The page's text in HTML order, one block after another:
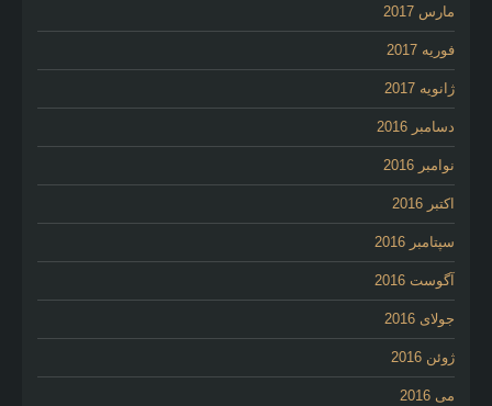
مارس 2017
فوریه 2017
ژانویه 2017
دسامبر 2016
نوامبر 2016
اکتبر 2016
سپتامبر 2016
آگوست 2016
جولای 2016
ژوئن 2016
می 2016